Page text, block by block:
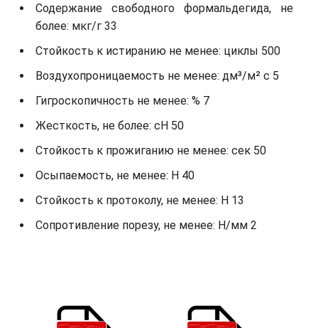
Содержание свободного формальдегида, не
более: мкг/г 33
Стойкость к истиранию не менее: циклы 500
Воздухопроницаемость не менее: дм³/м² с 5
Гигроскопичность не менее: % 7
Жесткость, не более: cH 50
Стойкость к прожиганию не менее: сек 50
Осыпаемость, не менее: H 40
Стойкость к протоколу, не менее: H 13
Сопротивление порезу, не менее: Н/мм 2